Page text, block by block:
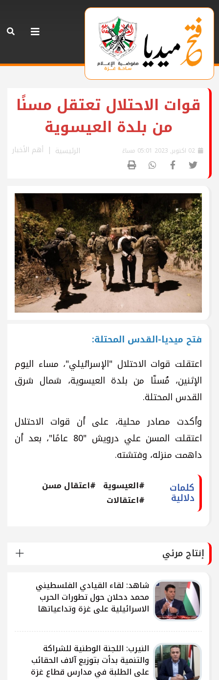
قوات الاحتلال تعتقل مسنًا
من بلدة العيسوية
الرئيسية أهم الأخبار
فتح ميديا-القدس المحتلة:
اعتقلت قوات الاحتلال "الإسرائيلي"، مساء اليوم
الإثنين، مُسنّا من بلدة العيسوية، شمال شرق
القدس المحتلة.
وأكدت مصادر محلية، على أن قوات الاحتلال
اعتقلت المسن علي درويش "80 عامًا"، بعد أن
داهمت منزله، وفتشته.
كلمات
دلالية
#العيسوية #اعتقال مسن
#اعتقالات
إنتاج مرئي
شاهد: لقاء القيادي الفلسطيني
محمد دحلان حول تطورات الحرب
الاسرائيلية على غزة وتداعياتها
النيرب: اللجنة الوطنية للشراكة
والتنمية بدأت بتوزيع آلاف الحقائب
على الطلبة في مدارس قطاع غزة